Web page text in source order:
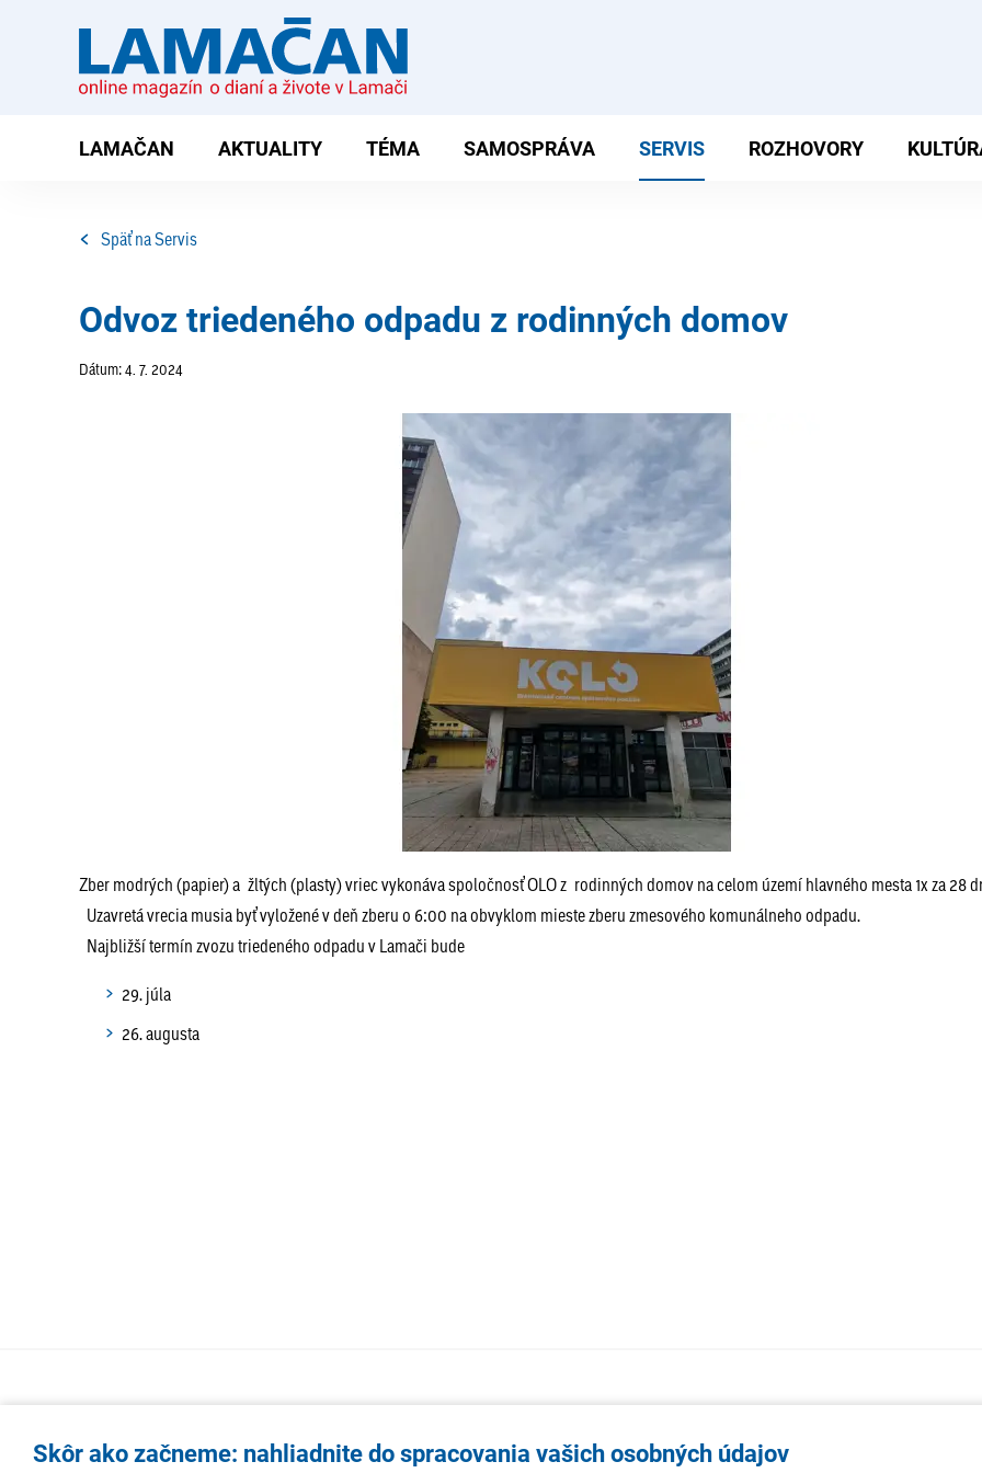
LAMAČAN AKTUALITY TÉMA SAMOSPRÁVA SERVIS ROZHOVORY
Späť na Servis
Odvoz triedeného odpadu z rodinných domov
Dátum: 4. 7. 2024
Zber modrých (papier) a žltých (plasty) vriec vykonáva spoločnosť OLO z rodinných domov na celom území hlavného mesta 1x za 28
Uzavretá vrecia musia byť vyložené v deň zberu o 6:00 na obvyklom mieste zberu zmesového komunálneho odpadu.
Najbližší termín zvozu triedeného odpadu v Lamači bude
29. júla
26. augusta
AKTUALITY TÉMA
Skôr ako začneme: nahliadnite do spracovania vašich osobných údajov